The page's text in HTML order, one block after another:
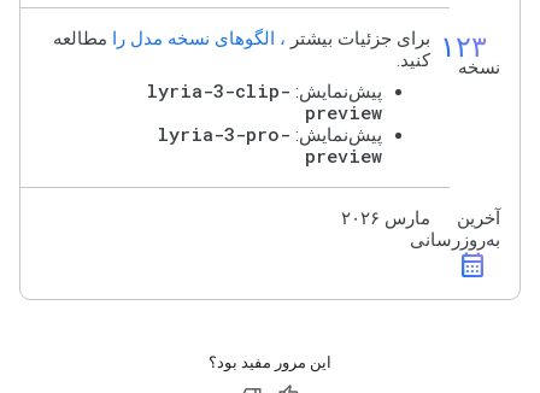
۱۲۳
نسخه
برای جزئیات بیشتر ، الگوهای نسخه مدل را مطالعه
کنید.
پیش‌نمایش: lyria-3-clip-
preview
پیش‌نمایش: lyria-3-pro-
preview
آخرین
به‌روزرسانی
calendar_month
مارس ۲۰۲۶
این مرور مفید بود؟